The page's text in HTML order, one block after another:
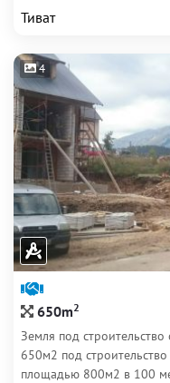
Тиват
4
650m2
Земля под
650м2 под
площадью 800м2 в 100